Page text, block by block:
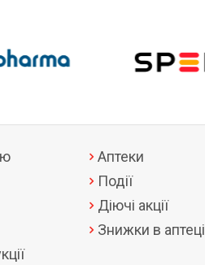
Аптеки
Події
Діючі акції
Знижки в аптеці